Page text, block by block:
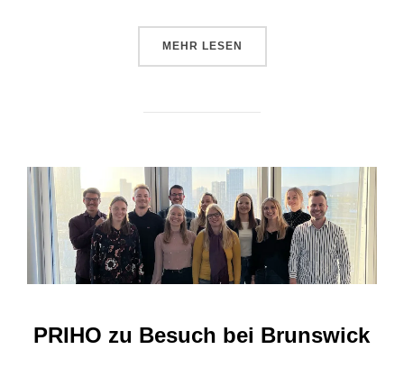
MEHR ÜBER „PRIHO BEIM PR REPORT
LESEN
PRIHO zu Besuch bei Brunswick